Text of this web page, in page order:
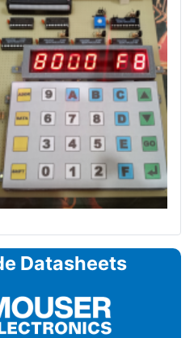
Datasheets